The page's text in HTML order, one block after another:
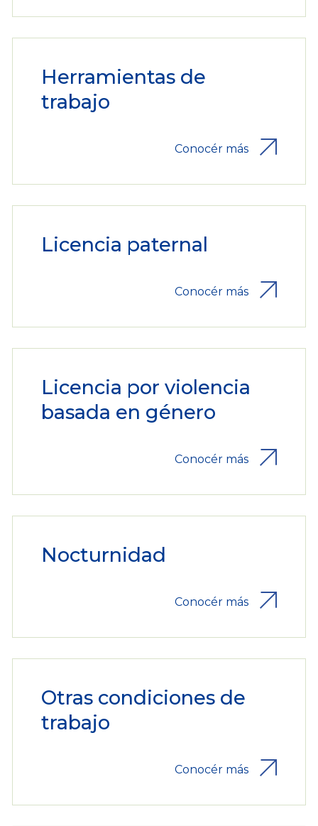
Herramientas de
trabajo
Conocér más
Licencia paternal
Conocér más
Licencia por violencia
basada en género
Conocér más
Nocturnidad
Conocér más
Otras condiciones de
trabajo
Conocér más